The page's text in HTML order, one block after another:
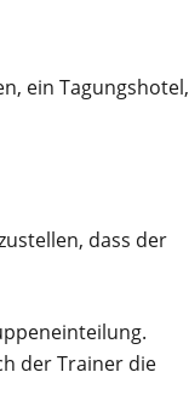
ein Tagungshotel,
dass der
der Trainer die